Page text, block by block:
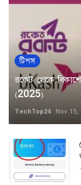
টিপস
রকেট থেকে
(2025)
TechTop24 Nov 15,